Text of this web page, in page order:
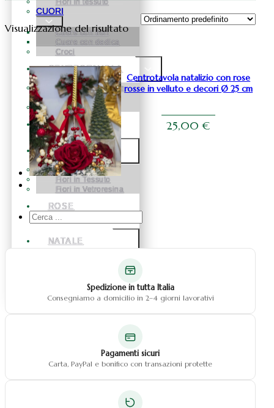
Fiori in tessuto
CUORI
Cuore con fiori
Cuore con dedica
Croci
CENTROTAVOLA
Centrotavola fiori e
pampas
Centrotavola fiori
BOX FLOREALE
FIORI
Fiori in Silicone
Fiori in Tessuto
Fiori in Vetroresina
ROSE
STABILIZZATE
NATALE
Natale centrotavola
Natale decorazioni
Cerca
Spedizione in tutta Italia
Consegniamo a domicilio in 2–4 giorni lavorativi
Pagamenti sicuri
Carta, PayPal e bonifico con transazioni protette
Visualizzazione del risultato
Centrotavola natalizio con rose
rosse in velluto e decori Ø 25 cm
25,00€